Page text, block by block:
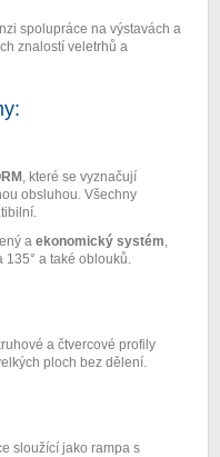
spolupráce na výstavách a
znalostí veletrhů a
, které se vyznačují
obsluhou. Všechny
a ekonomický systém,
135° a také oblouků.
a čtvercové profily
ploch bez dělení.
sloužící jako rampa s